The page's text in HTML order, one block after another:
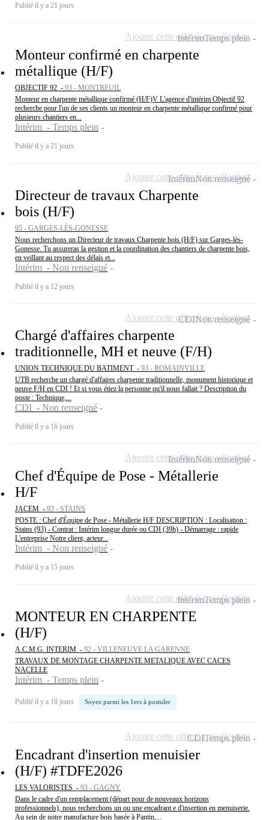
Publié il y a 21 jours
Monteur confirmé en charpente
métallique (H/F)
OBJECTIF 92 - 93 - MONTREUIL
Monteur en charpente métallique confirmé (H/F)V L'agence d'intérim Objectif 92
recherche pour l'un de ses clients un monteur en charpente métallique confirmé pour
plusieurs chantiers en...
Intérim - Temps plein
Publié il y a 21 jours
IntérimTemps plein
Ajouter cette offre à ma sélection
Directeur de travaux Charpente
bois (H/F)
95 - GARGES-LÈS-GONESSE
Nous recherchons un Directeur de travaux Charpente bois (H/F) sur Garges-lès-
Gonesse. Tu assureras la gestion et la coordination des chantiers de charpente bois,
en veillant au respect des délais et...
Intérim - Non renseigné
Publié il y a 12 jours
IntérimNon renseigné
Ajouter cette offre à ma sélection
Chargé d'affaires charpente
traditionnelle, MH et neuve (F/H)
UNION TECHNIQUE DU BATIMENT - 93 - ROMAINVILLE
UTB recherche un chargé d'affaires charpente traditionnelle, monument historique et
neuve F/H en CDI ! Et si vous étiez la personne qu'il nous fallait ? Description du
poste : Technique,...
CDI - Non renseigné
Publié il y a 16 jours
CDINon renseigné
Ajouter cette offre à ma sélection
Chef d'Équipe de Pose - Métallerie
H/F
JACEM - 93 - STAINS
POSTE : Chef d'Équipe de Pose - Métallerie H/F DESCRIPTION : Localisation :
Stains (93) - Contrat : Intérim longue durée ou CDI (39h) - Démarrage : rapide
L'entreprise Notre client, acteur...
Intérim - Non renseigné
Publié il y a 15 jours
IntérimNon renseigné
Ajouter cette offre à ma sélection
MONTEUR EN CHARPENTE
(H/F)
A.C.M.G. INTERIM - 92 - VILLENEUVE LA GARENNE
TRAVAUX DE MONTAGE CHARPENTE METALIQUE AVEC CACES
NACELLE
Intérim - Temps plein
Publié il y a 18 jours Soyez parmi les 1ers à postuler
IntérimTemps plein
Ajouter cette offre à ma sélection
Encadrant d'insertion menuisier
(H/F) #TDFE2026
LES VALORISTES - 93 - GAGNY
Dans le cadre d'un remplacement (départ pour de nouveaux horizons
professionnels), nous recherchons un ou une encadrant.e d'insertion en menuiserie.
Au sein de notre manufacture bois basée à Pantin,...
CDITemps plein
Ajouter cette offre à ma sélection